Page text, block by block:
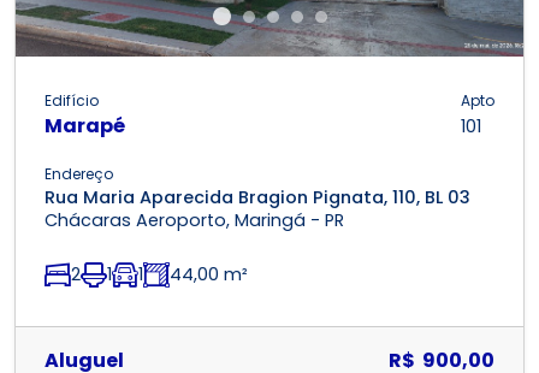
Edifício
Marapé
Apto
101
Endereço
Rua Maria Aparecida Bragion Pignata, 110, BL 03
Chácaras Aeroporto, Maringá - PR
2 1 1 44,00 m²
Aluguel R$ 900,00